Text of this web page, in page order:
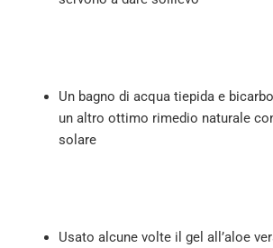
Un bagno di acqua tiepida e
un altro ottimo rimedio naturale
solare
Usato alcune volte il gel all’aloe